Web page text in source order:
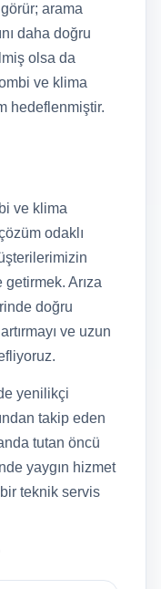
görür; arama
daha doğru
olsa da
ve klima
hedeflenmiştir.
ve klima
odaklı
Arıza
doğru
ve uzun
yenilikçi
takip eden
tutan öncü
yaygın hizmet
teknik servis